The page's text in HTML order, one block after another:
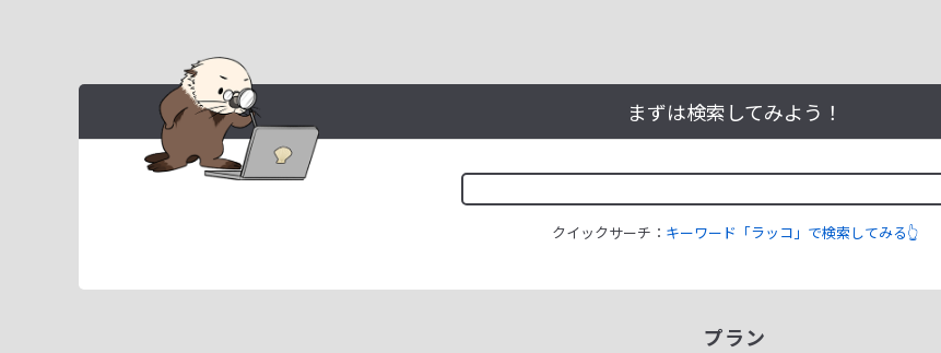
まずは検索してみよう！
クイックサーチ： キーワード「ラッコ」で検索してみる👆
プラン